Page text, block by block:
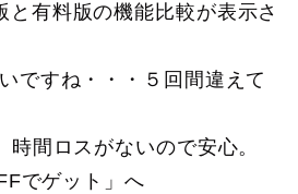
と有料版の機能比較が表示さ
ですね・・・５回間違えて
間ロスがないので安心。
でゲット」へ